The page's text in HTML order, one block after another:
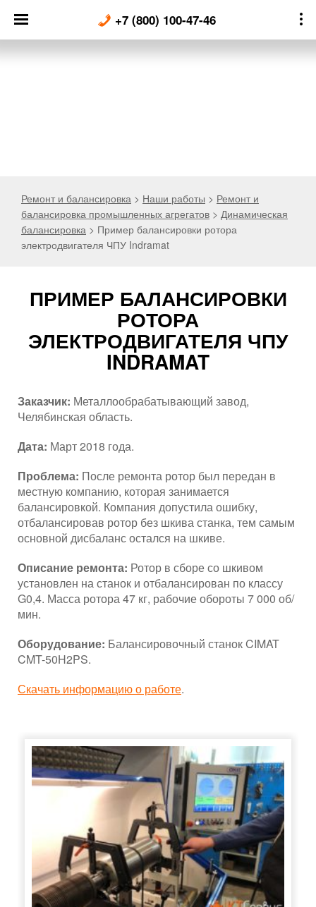
content
+7 (800) 100-47-46
Ремонт и балансировка > Наши работы > Ремонт и
балансировка промышленных агрегатов > Динамическая
балансировка > Пример балансировки ротора
электродвигателя ЧПУ Indramat
ПРИМЕР БАЛАНСИРОВКИ
РОТОРА
ЭЛЕКТРОДВИГАТЕЛЯ ЧПУ
INDRAMAT
Заказчик: Металлообрабатывающий завод,
Челябинская область.
Дата: Март 2018 года.
Проблема: После ремонта ротор был передан в
местную компанию, которая занимается
балансировкой. Компания допустила ошибку,
отбалансировав ротор без шкива станка, тем самым
основной дисбаланс остался на шкиве.
Описание ремонта: Ротор в сборе со шкивом
установлен на станок и отбалансирован по классу
G0,4. Масса ротора 47 кг, рабочие обороты 7 000 об/
мин.
Оборудование: Балансировочный станок CIMAT
CMT-50H2PS.
Скачать информацию о работе.